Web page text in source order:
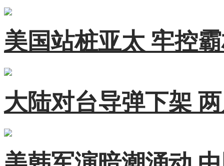
美国站桩亚太 牢控
大陆对台导弹下架